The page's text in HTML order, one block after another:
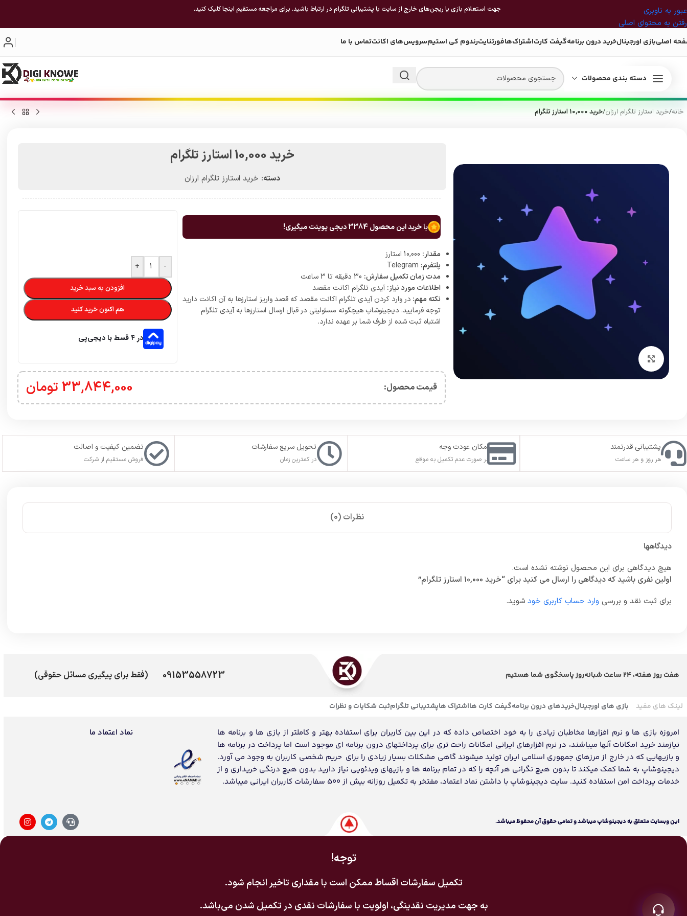
عبور به ناوبری
رفتن به محتوای اصلی
جهت استعلام بازی یا ریجن‌های خارج از سایت با پشتیبانی تلگرام در ارتباط باشید. برای مراجعه مستقیم اینجا کلیک کنید.
اصلیبازی اورجینالخرید درون برنامهگیفت کارتاشتراک‌هافورتنایترندوم کی استیمسرویس‌های اکانتتماس با ما
دسته بندی محصولات
خانه/خرید استارز تلگرام ارزان/خرید 10,000 استارز تلگرام
خرید 10,000 استارز تلگرام
دسته: خرید استارز تلگرام ارزان
با خرید این محصول3384دیجی پوینت میگیری!
مقدار:
پلتفرم:
مدت زمان تکمیل سفارش:
اطلاعات مورد نیاز: آیدی تلگرام اکانت مقصد
نکته مهم: در وارد کردن آیدی تلگرام اکانت مقصد که قصد واریز استارزها به آن اکانت دارید
توجه فرمایید. دیجینوشاپ هیچگونه مسئولیتی در قبال ارسال استارزها به آیدی تلگرام
اشتباه ثبت شده از طرف شما بر عهده ندارد.
-
+
افزودن به سبد خرید
هم اکنون خرید کنید
در ۴ قسط با دیجی‌پی
قیمت محصول:​ 33,844,000 تومان
پشتیبانی قدرتمند
هر روز و هر ساعت
امکان عودت وجه
در صورت عدم تکمیل به موقع
تحویل سریع سفارشات
در کمترین زمان
تضمین کیفیت و اصالت
فروش مستقیم از شرکت
نظرات (0)
دیدگاهها
هیچ دیدگاهی برای این محصول نوشته نشده است.
اولین نفری باشید که دیدگاهی را ارسال می کنید برای “خرید 10,000 استارز تلگرام”
برای ثبت نقد و بررسی وارد حساب کاربری خود شوید.
هفت روز هفته، 24 ساعت شبانه‌روز پاسخگوی شما هستیم 09153558723 (فقط برای پیگیری مسائل حقوقی)
لینک های مفید بازی های اورجینالخریدهای درون برنامهگیفت کارت هااشتراک هاپشتیبانی تلگرامثبت شکایات و نظرات
امروزه بازی ها و نرم افزارها مخاطبان زیادی را به خود اختصاص داده که در این بین کاربران برای استفاده بهتر و کاملتر از بازی ها و برنامه ها
نیازمند خرید امکانات آنها میباشند، در نرم افزارهای ایرانی امکانات راحت تری برای پرداختهای درون برنامه ای موجود است اما پرداخت در برنامه ها
و بازیهایی که در خارج از مرزهای جمهوری اسلامی ایران تولید میشوند گاهی مشکلات بسیار زیادی را برای حریم شخصی کاربران به وجود می آورد.
دیجینوشاپ به شما کمک میکند تا بدون هیچ نگرانی هر آنچه را که در تمام برنامه ها و بازیهای ویدئویی نیاز دارید بدون هیچ درنگی خریداری و از
خدمات پرداخت امن استفاده کنید. سایت دیجینوشاپ با داشتن نماد اعتماد، مفتخر به تکمیل روزانه بیش از 500 سفارشات کاربران ایرانی میباشد.
نماد اعتماد ما
اين وبسايت متعلق به دیجینوشاپ ميباشد و تمامی حقوق آن محفوظ ميباشد.
توجه!
تکمیل سفارشات اقساط ممکن است با مقداری تاخیر انجام شود.
به جهت مدیریت نقدینگی، اولویت با سفارشات نقدی در تکمیل شدن می‌باشد.